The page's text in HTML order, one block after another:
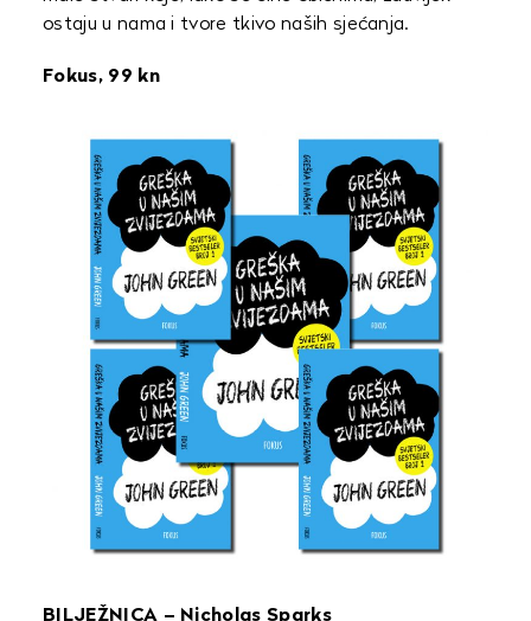
ostaju u nama i tvore tkivo naših sjećanja.
Fokus, 99 kn
BILJEŽNICA – Nicholas Sparks